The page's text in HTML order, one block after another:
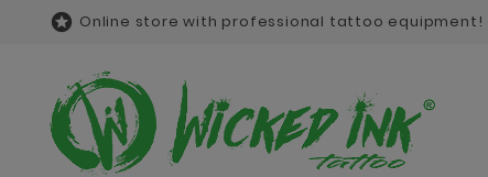
 Online store with professional tattoo equipment!